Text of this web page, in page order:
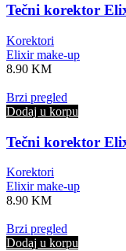
Tečni korektor
Korektori
Elixir make-up
8.90 KM
Brzi pregled
Dodaj u korpu
Tečni korektor
Korektori
Elixir make-up
8.90 KM
Brzi pregled
Dodaj u korpu